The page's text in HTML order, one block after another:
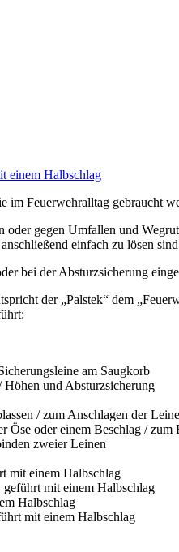
Feuerwehralltag gebraucht
gegen Umfallen und
einfach zu lösen
bei der Absturzsicherung
der „Palstek“ dem
am Saugkorb
Höhen und Absturzsicherung
/ zum Anschlagen der
oder einem Beschlag /
zweier Leinen
mit einem Halbschlag
mit einem Halbschlag
Halbschlag
mit einem Halbschlag